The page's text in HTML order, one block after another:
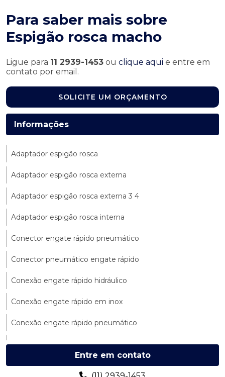
Para saber mais sobre
Espigão rosca macho
Ligue para 11 2939-1453 ou clique aqui e entre em
contato por email.
SOLICITE UM ORÇAMENTO
Informações
Adaptador espigão rosca
Adaptador espigão rosca externa
Adaptador espigão rosca externa 3 4
Adaptador espigão rosca interna
Conector engate rápido pneumático
Conector pneumático engate rápido
Conexão engate rápido hidráulico
Conexão engate rápido em inox
Conexão engate rápido pneumático
Conexão hidráulica niple
Conexão niple
Entre em contato